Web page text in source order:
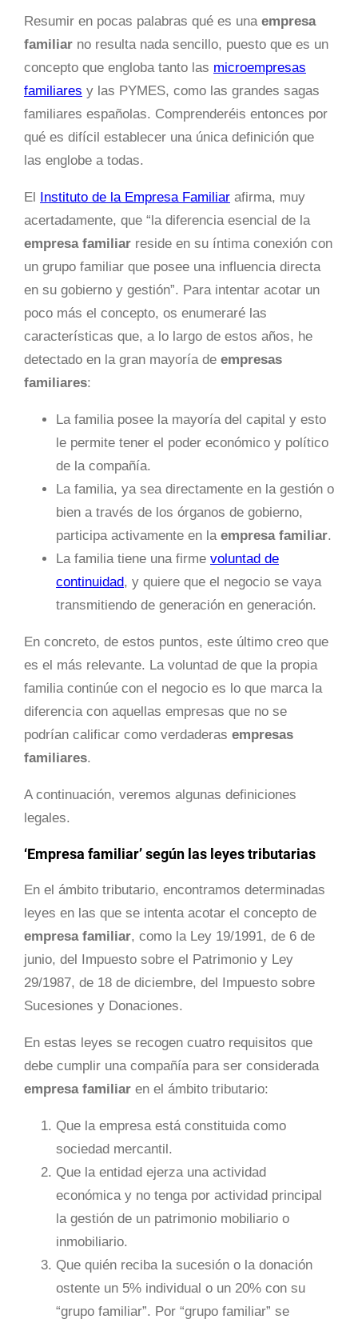
Resumir en pocas palabras qué es una empresa
familiar no resulta nada sencillo, puesto que es un
concepto que engloba tanto las microempresas
familiares y las PYMES, como las grandes sagas
familiares españolas. Comprenderéis entonces por
qué es difícil establecer una única definición que
las englobe a todas.
El Instituto de la Empresa Familiar afirma, muy
acertadamente, que “la diferencia esencial de la
empresa familiar reside en su íntima conexión con
un grupo familiar que posee una influencia directa
en su gobierno y gestión”. Para intentar acotar un
poco más el concepto, os enumeraré las
características que, a lo largo de estos años, he
detectado en la gran mayoría de empresas
familiares:
La familia posee la mayoría del capital y esto
le permite tener el poder económico y político
de la compañía.
La familia, ya sea directamente en la gestión o
bien a través de los órganos de gobierno,
participa activamente en la empresa familiar.
La familia tiene una firme voluntad de
continuidad, y quiere que el negocio se vaya
transmitiendo de generación en generación.
En concreto, de estos puntos, este último creo que
es el más relevante. La voluntad de que la propia
familia continúe con el negocio es lo que marca la
diferencia con aquellas empresas que no se
podrían calificar como verdaderas empresas
familiares.
A continuación, veremos algunas definiciones
legales.
‘Empresa familiar’ según las leyes tributarias
En el ámbito tributario, encontramos determinadas
leyes en las que se intenta acotar el concepto de
empresa familiar, como la Ley 19/1991, de 6 de
junio, del Impuesto sobre el Patrimonio y Ley
29/1987, de 18 de diciembre, del Impuesto sobre
Sucesiones y Donaciones.
En estas leyes se recogen cuatro requisitos que
debe cumplir una compañía para ser considerada
empresa familiar en el ámbito tributario:
Que la empresa está constituida como
sociedad mercantil.
Que la entidad ejerza una actividad
económica y no tenga por actividad principal
la gestión de un patrimonio mobiliario o
inmobiliario.
Que quién reciba la sucesión o la donación
ostente un 5% individual o un 20% con su
“grupo familiar”. Por “grupo familiar” se